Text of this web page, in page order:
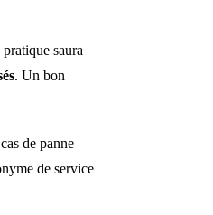
saura
. Un bon
de panne
de service